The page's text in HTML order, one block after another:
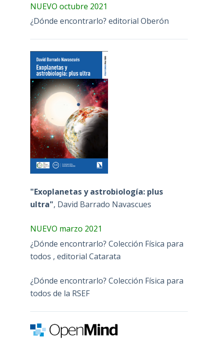
NUEVO octubre 2021
¿Dónde encontrarlo? editorial Oberón
"Exoplanetas y astrobiología: plus
ultra", David Barrado Navascues
NUEVO marzo 2021
¿Dónde encontrarlo? Colección Física para
todos , editorial Catarata
¿Dónde encontrarlo? Colección Física para
todos de la RSEF